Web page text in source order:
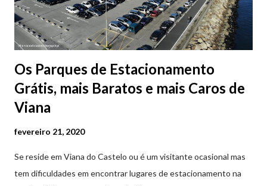
Os Parques de Estacionamento
Grátis, mais Baratos e mais Caros de
Viana
fevereiro 21, 2020
Se reside em Viana do Castelo ou é um visitante ocasional mas
tem dificuldades em encontrar lugares de estacionamento na